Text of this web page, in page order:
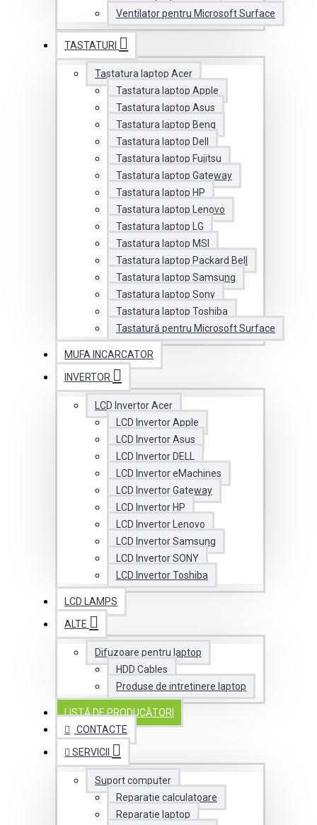
Ventilator pentru Microsoft Surface
TASTATURI
Tastatura laptop Acer
Tastatura laptop Apple
Tastatura laptop Asus
Tastatura laptop Benq
Tastatura laptop Dell
Tastatura laptop Fujitsu
Tastatura laptop Gateway
Tastatura laptop HP
Tastatura laptop Lenovo
Tastatura laptop LG
Tastatura laptop MSI
Tastatura laptop Packard Bell
Tastatura laptop Samsung
Tastatura laptop Sony
Tastatura laptop Toshiba
Tastatură pentru Microsoft Surface
MUFA INCARCATOR
INVERTOR
LCD Invertor Acer
LCD Invertor Apple
LCD Invertor Asus
LCD Invertor DELL
LCD Invertor eMachines
LCD Invertor Gateway
LCD Invertor HP
LCD Invertor Lenovo
LCD Invertor Samsung
LCD Invertor SONY
LCD Invertor Toshiba
LCD LAMPS
ALTE
Difuzoare pentru laptop
HDD Cables
Produse de intretinere laptop
LISTĂ DE PRODUCĂTORI
CONTACTE
SERVICII
Suport computer
Reparatie calculatoare
Reparatie laptop